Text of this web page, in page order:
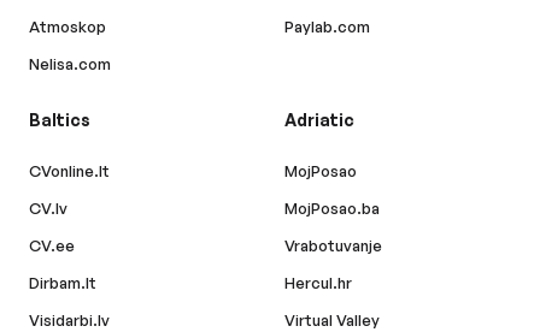
Atmoskop
Nelisa.com
Paylab.com
Baltics
CVonline.lt
CV.lv
CV.ee
Dirbam.lt
Visidarbi.lv
Adriatic
MojPosao
MojPosao.ba
Vrabotuvanje
Hercul.hr
Virtual Valley